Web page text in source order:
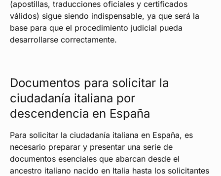
(apostillas, traducciones oficiales y certificados
válidos) sigue siendo indispensable, ya que será la
base para que el procedimiento judicial pueda
desarrollarse correctamente.
Documentos para solicitar la
ciudadanía italiana por
descendencia en España
Para solicitar la ciudadanía italiana en España, es
necesario preparar y presentar una serie de
documentos esenciales que abarcan desde el
ancestro italiano nacido en Italia hasta los solicitantes